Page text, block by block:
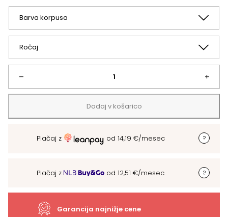
–
Kuhinjska
zgornja
omarica
+
Dodaj v košarico
Plačaj z od 14,19 €/mesec
Plačaj z od 12,51 €/mesec
Garancija najnižje cene